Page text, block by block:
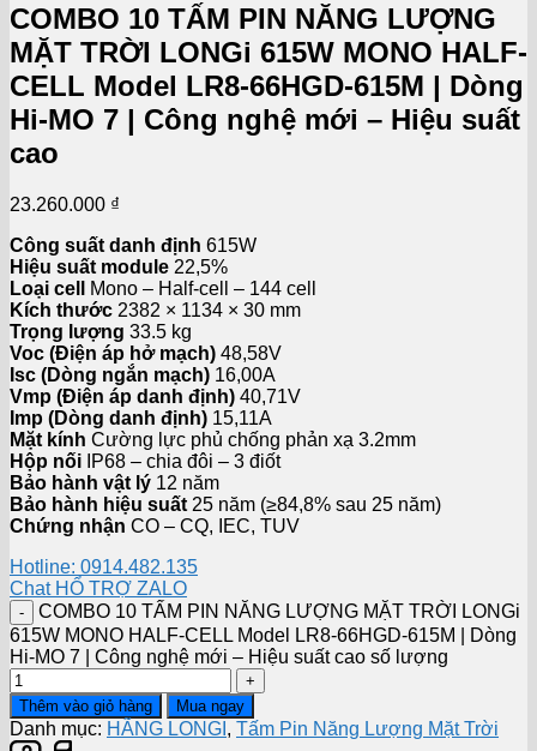
COMBO 10 TẤM PIN NĂNG LƯỢNG
MẶT TRỜI LONGi 615W MONO HALF-
CELL Model LR8-66HGD-615M | Dòng
Hi-MO 7 | Công nghệ mới – Hiệu suất
cao
23.260.000 ₫
Công suất danh định 615W
Hiệu suất module 22,5%
Loại cell
Mono – Half-cell – 144 cell
Kích thước 2382 × 1134 × 30 mm
Trọng lượng 33.5 kg
Voc (Điện áp hở mạch) 48,58V
Isc (Dòng ngắn mạch) 16,00A
Vmp (Điện áp danh định) 40,71V
Imp (Dòng danh định) 15,11A
Mặt kính Cường lực phủ chống phản xạ 3.2mm
Hộp nối IP68 – chia đôi – 3 điốt
Bảo hành vật lý 12 năm
Bảo hành hiệu suất 25 năm (≥84,8% sau 25 năm)
Chứng nhận CO – CQ, IEC, TUV
Hotline: 0914.482.135
Chat HỔ TRỢ ZALO
COMBO 10 TẤM PIN NĂNG LƯỢNG MẶT TRỜI LONGi
615W MONO HALF-CELL Model LR8-66HGD-615M | Dòng
Hi-MO 7 | Công nghệ mới – Hiệu suất cao số lượng
Thêm vào giỏ hàng Mua ngay
Danh mục: HÃNG LONGI , Tấm Pin Năng Lượng Mặt Trời